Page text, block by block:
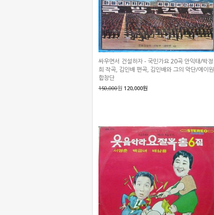
싸우면서 건설하자 - 국민가요 20곡 안익태/박정
희 작곡, 김인배 편곡, 김인배와 그의 악단/에이원
합창단
150,000원 120,000원